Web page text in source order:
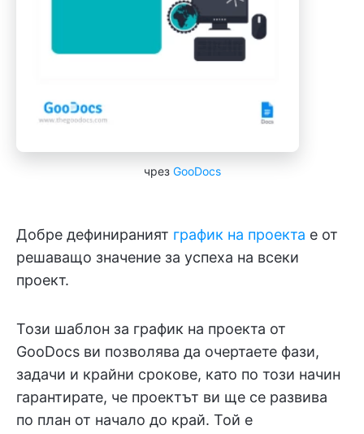
чрез GooDocs
Добре дефинираният график на проекта е от
решаващо значение за успеха на всеки
проект.
Този шаблон за график на проекта от
GooDocs ви позволява да очертаете фази,
задачи и крайни срокове, като по този начин
гарантирате, че проектът ви ще се развива
по план от начало до край. Той е